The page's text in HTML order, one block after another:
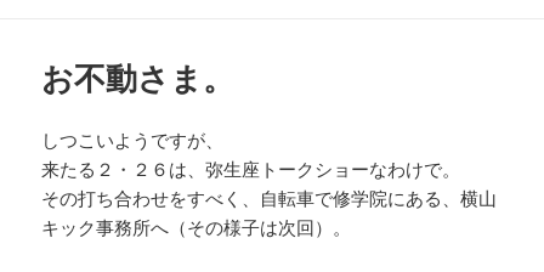
お不動さま。
しつこいようですが、
来たる２・２６は、弥生座トークショーなわけで。
その打ち合わせをすべく、自転車で修学院にある、横山
キック事務所へ（その様子は次回）。